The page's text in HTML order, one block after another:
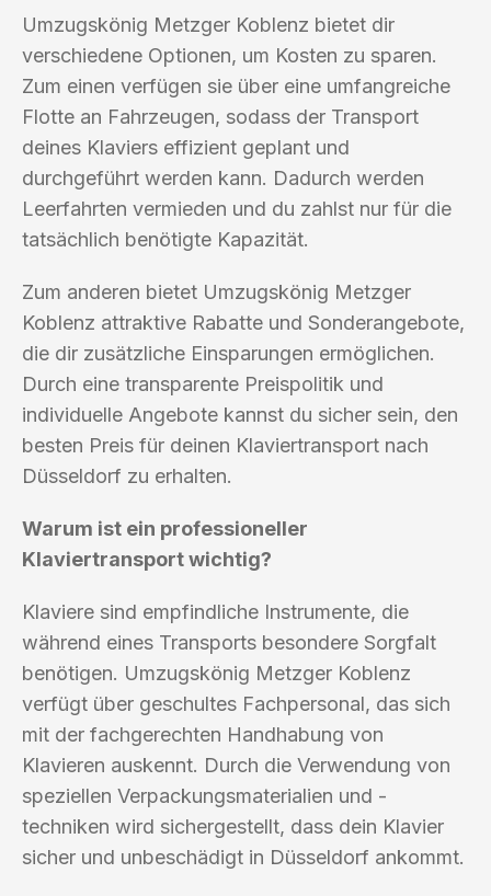
Umzugskönig Metzger Koblenz bietet dir
verschiedene Optionen, um Kosten zu sparen.
Zum einen verfügen sie über eine umfangreiche
Flotte an Fahrzeugen, sodass der Transport
deines Klaviers effizient geplant und
durchgeführt werden kann. Dadurch werden
Leerfahrten vermieden und du zahlst nur für die
tatsächlich benötigte Kapazität.
Zum anderen bietet Umzugskönig Metzger
Koblenz attraktive Rabatte und Sonderangebote,
die dir zusätzliche Einsparungen ermöglichen.
Durch eine transparente Preispolitik und
individuelle Angebote kannst du sicher sein, den
besten Preis für deinen Klaviertransport nach
Düsseldorf zu erhalten.
Warum ist ein professioneller
Klaviertransport wichtig?
Klaviere sind empfindliche Instrumente, die
während eines Transports besondere Sorgfalt
benötigen. Umzugskönig Metzger Koblenz
verfügt über geschultes Fachpersonal, das sich
mit der fachgerechten Handhabung von
Klavieren auskennt. Durch die Verwendung von
speziellen Verpackungsmaterialien und -
techniken wird sichergestellt, dass dein Klavier
sicher und unbeschädigt in Düsseldorf ankommt.